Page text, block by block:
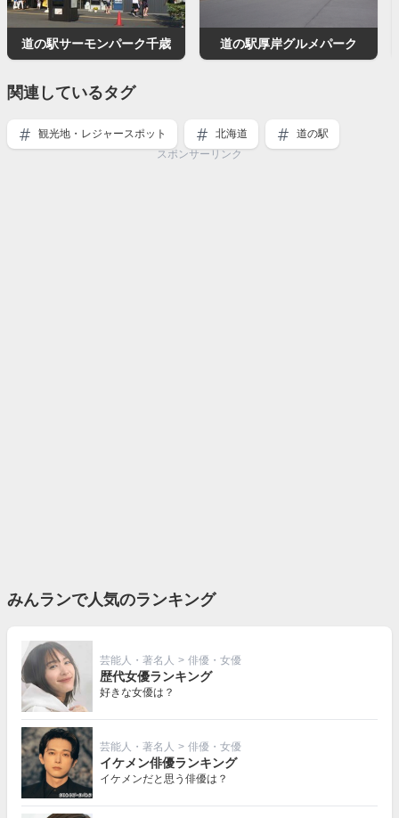
道の駅サーモンパーク千歳 道の駅厚岸グルメパーク
関連しているタグ
観光地・レジャースポット 北海道
道の駅
スポンサーリンク
みんランで人気のランキング
芸能人・著名人 > 俳優・女優
歴代女優ランキング
好きな女優は？
芸能人・著名人 > 俳優・女優
イケメン俳優ランキング
イケメンだと思う俳優は？